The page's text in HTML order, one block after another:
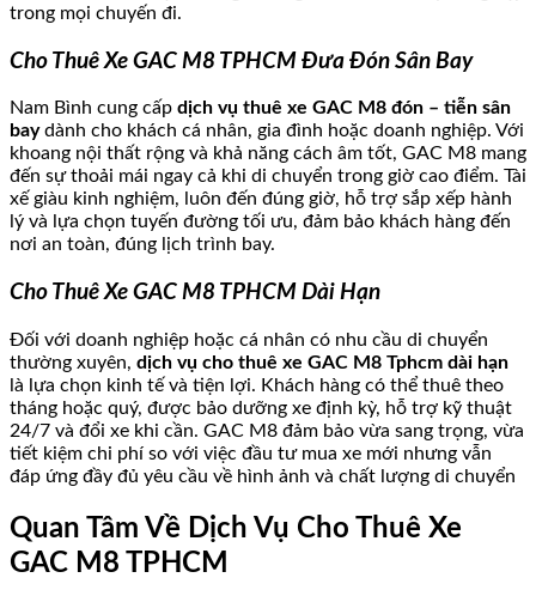
trong mọi chuyến đi.
Cho Thuê Xe GAC M8 TPHCM Đưa Đón Sân Bay
Nam Bình cung cấp dịch vụ thuê xe GAC M8 đón – tiễn sân
baydành cho khách cá nhân, gia đình hoặc doanh nghiệp. Với
khoang nội thất rộng và khả năng cách âm tốt, GAC M8 mang
đến sự thoải mái ngay cả khi di chuyển trong giờ cao điểm. Tài
xế giàu kinh nghiệm, luôn đến đúng giờ, hỗ trợ sắp xếp hành
lý và lựa chọn tuyến đường tối ưu, đảm bảo khách hàng đến
nơi an toàn, đúng lịch trình bay.
Cho Thuê Xe GAC M8 TPHCM Dài Hạn
Đối với doanh nghiệp hoặc cá nhân có nhu cầu di chuyển
thường xuyên, dịch vụ cho thuê xe GAC M8 Tphcm dài hạn
là lựa chọn kinh tế và tiện lợi. Khách hàng có thể thuê theo
tháng hoặc quý, được bảo dưỡng xe định kỳ, hỗ trợ kỹ thuật
24/7 và đổi xe khi cần. GAC M8 đảm bảo vừa sang trọng, vừa
tiết kiệm chi phí so với việc đầu tư mua xe mới nhưng vẫn
đáp ứng đầy đủ yêu cầu về hình ảnh và chất lượng di chuyển
Quan Tâm Về Dịch Vụ Cho Thuê Xe
GAC M8 TPHCM